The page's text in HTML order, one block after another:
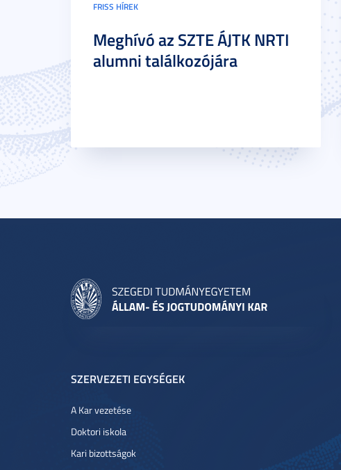
FRISS HÍREK
Meghívó az SZTE ÁJTK NRTI
alumni találkozójára
SZERVEZETI EGYSÉGEK
A Kar vezetése
Doktori iskola
Kari bizottságok